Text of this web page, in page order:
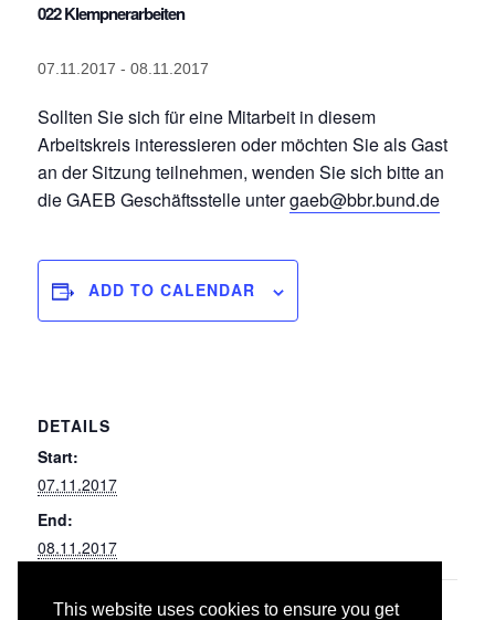
This website uses cookies to ensure you get
022 Klempnerarbeiten
07.11.2017 - 08.11.2017
Sollten Sie sich für eine Mitarbeit in diesem
Arbeitskreis interessieren oder möchten Sie als Gast
an der Sitzung teilnehmen, wenden Sie sich bitte an
die GAEB Geschäftsstelle untergaeb@bbr.bund.de
ADD TO CALENDAR
DETAILS
Start:
07.11.2017
End:
08.11.2017
045 Gas-, Wasser- und 084/087 Abbruch- und